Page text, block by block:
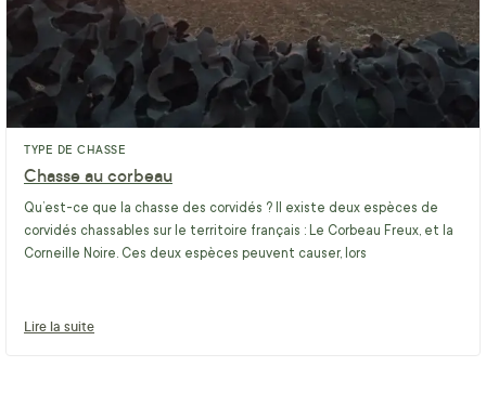
TYPE DE CHASSE
Chasse au corbeau
Qu’est-ce que la chasse des corvidés ? Il existe deux espèces de
corvidés chassables sur le territoire français : Le Corbeau Freux, et la
Corneille Noire. Ces deux espèces peuvent causer, lors
Lire la suite